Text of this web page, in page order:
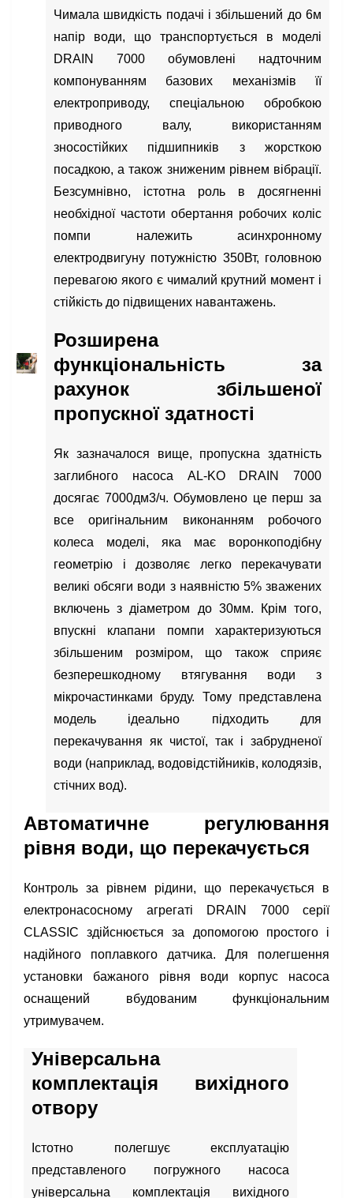
Чимала швидкість подачі і збільшений до 6м
напір води, що транспортується в моделі
DRAIN 7000 обумовлені надточним
компонуванням базових механізмів її
електроприводу, спеціальною обробкою
приводного валу, використанням
зносостійких підшипників з жорсткою
посадкою, а також зниженим рівнем вібрації.
Безсумнівно, істотна роль в досягненні
необхідної частоти обертання робочих коліс
помпи належить асинхронному
електродвигуну потужністю 350Вт, головною
перевагою якого є чималий крутний момент і
стійкість до підвищених навантажень.
Розширена
функціональність за
рахунок збільшеної
пропускної здатності
Як зазначалося вище, пропускна здатність
заглибного насоса AL-KO DRAIN 7000
досягає 7000дм3/ч. Обумовлено це перш за
все оригінальним виконанням робочого
колеса моделі, яка має воронкоподібну
геометрію і дозволяє легко перекачувати
великі обсяги води з наявністю 5% зважених
включень з діаметром до 30мм. Крім того,
впускні клапани помпи характеризуються
збільшеним розміром, що також сприяє
безперешкодному втягування води з
мікрочастинками бруду. Тому представлена
модель ідеально підходить для
перекачування як чистої, так і забрудненої
води (наприклад, водовідстійників, колодязів,
стічних вод).
Автоматичне регулювання
рівня води, що перекачується
Контроль за рівнем рідини, що перекачується в
електронасосному агрегаті DRAIN 7000 серії
CLASSIC здійснюється за допомогою простого і
надійного поплавкого датчика. Для полегшення
установки бажаного рівня води корпус насоса
оснащений вбудованим функціональним
утримувачем.
Універсальна
комплектація вихідного
отвору
Істотно полегшує експлуатацію
представленого погружного насоса
універсальна комплектація вихідного